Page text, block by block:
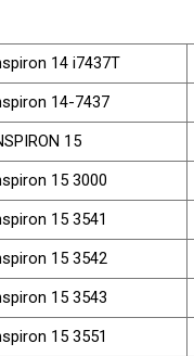
14 i7437T
14-7437
15
15 3000
15 3541
15 3542
15 3543
15 3551